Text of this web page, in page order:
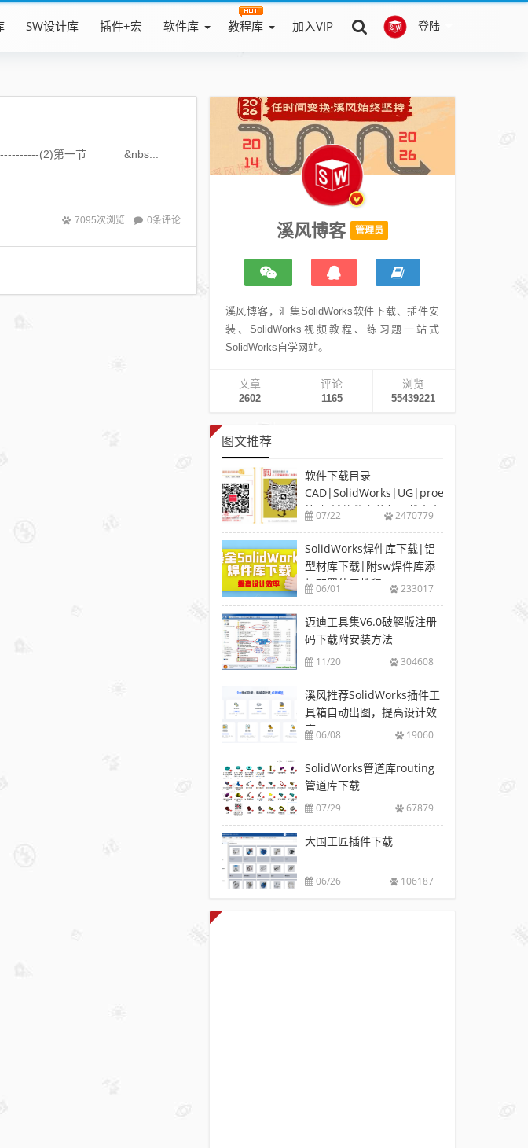
登陆
SW设计库 插件+宏 软件库 教程库 加入VIP
(2)第一节 &nbs...
7095次浏览 0条评论
溪风博客 管理员
溪风博客，汇集SolidWorks软件下载、插件安
装、SolidWorks视频教程、练习题一站式
SolidWorks自学网站。
文章
2602
评论
1165
浏览
55439221
图文推荐
软件下载目录
CAD|SolidWorks|UG|proe
等-机械软件安装包下载大全
07/22 2470779
SolidWorks焊件库下载|铝
型材库下载|附sw焊件库添
加配置使用教程
06/01 233017
迈迪工具集V6.0破解版注册
码下载附安装方法
11/20 304608
溪风推荐SolidWorks插件工
具箱自动出图，提高设计效
率06/08 19060
SolidWorks管道库routing
管道库下载
07/29 67879
大国工匠插件下载
06/26 106187